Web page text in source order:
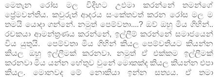
මෙතැන රෝස මල විදිහට උඵමා කරන්නේ තමන්ගේ
ප්‍රේමවන්තිය. කවුරුත් ආදරය සංකේතවත් කරන රෝස මල ම
තමයි යොදා ගන්නේ. නමුත් පෙම්වතා....? ඔව් ඔහු මිය ගිහින්..
රචකයා ආමන්ත්‍රණය කරන්නේ, ඉල්ලීම් කරන්නේ සමාජයෙන්
විය යුතුයි. පෙම්වතා මිය ගිහින් කියල පෙම්වතියට කියන්න
කියල ඔහු ඉල්ලීමක් කරනවා. නමුත් ඒ එක්කම ඉල්ලීමක්
කරනවා මිය යන්න හේතුව වුනේ මොකක්ද කියල කියන්න එපා
කියල. මොනවද මේ නොකියා ඉන්න සත්‍යය. ඒ තමා